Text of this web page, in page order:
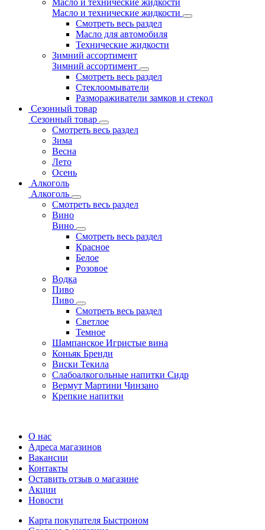
Масло и технические жидкости
Масло и технические жидкости
Смотреть весь раздел
Масло для автомобиля
Технические жидкости
Зимний ассортимент
Зимний ассортимент
Смотреть весь раздел
Стеклоомыватели
Размораживатели замков и стекол
Сезонный товар
Сезонный товар
Смотреть весь раздел
Зима
Весна
Лето
Осень
Алкоголь
Алкоголь
Смотреть весь раздел
Вино
Вино
Смотреть весь раздел
Красное
Белое
Розовое
Водка
Пиво
Пиво
Смотреть весь раздел
Cветлое
Темное
Шампанское Игристые вина
Коньяк Бренди
Виски Текила
Слабоалкогольные напитки Сидр
Вермут Мартини Чинзано
Крепкие напитки
О нас
Адреса магазинов
Вакансии
Контакты
Оставить отзыв о магазине
Акции
Новости
Карта покупателя Быстроном